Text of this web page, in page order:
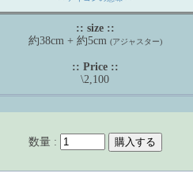
:: size ::
約38cm + 約5cm (アジャスター)
:: Price ::
\2,100
数量 :